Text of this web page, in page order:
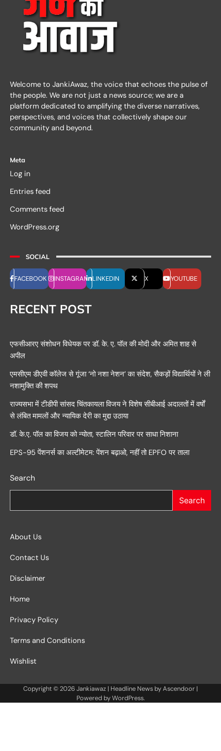
Welcome to JankiAwaz, the voice that echoes the pulse of
the people. We are not just a news source; we are a
platform dedicated to amplifying the diverse narratives,
perspectives, and voices that collectively shape our
community and beyond.
Meta
Log in
Entries feed
Comments feed
WordPress.org
SOCIAL
FACEBOOK INSTAGRAM LINKEDIN X YOUTUBE
RECENT POST
एफसीआरए संशोधन विधेयक पर डॉ. के. ए. पॉल की मोदी और अमित शाह से
अपील
एमसीएम डीएवी कॉलेज से गूंजा ‘नो नशा नेशन’ का संदेश, सैकड़ों विद्यार्थियों ने ली
नशामुक्ति की शपथ
राज्यसभा में टीडीपी सांसद चिंतकायला विजय ने विशेष सीबीआई अदालतों में वर्षों
से लंबित मामलों और न्यायिक देरी का मुद्दा उठाया
डॉ. के.ए. पॉल का विजय को न्योता, स्टालिन परिवार पर साधा निशाना
EPS-95 पेंशनर्स का अल्टीमेटम: पेंशन बढ़ाओ, नहीं तो EPFO पर ताला
Search
Search
About Us
Contact Us
Disclaimer
Home
Privacy Policy
Terms and Conditions
Wishlist
Copyright © 2026Jankiawaz | Headline News byAscendoor |
Powered byWordPress.